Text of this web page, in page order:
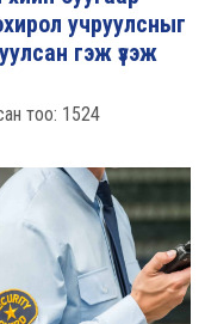
учруулсныг
гэж үзэж
тоо: 1524